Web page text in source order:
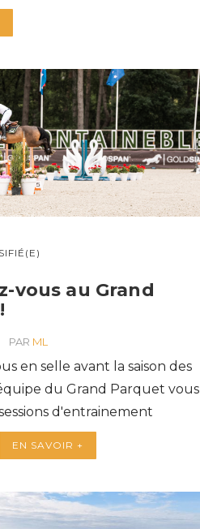
vous au Grand
PAR ML
en selle avant la saison des
du Grand Parquet vous
d'entrainement
EN SAVOIR +